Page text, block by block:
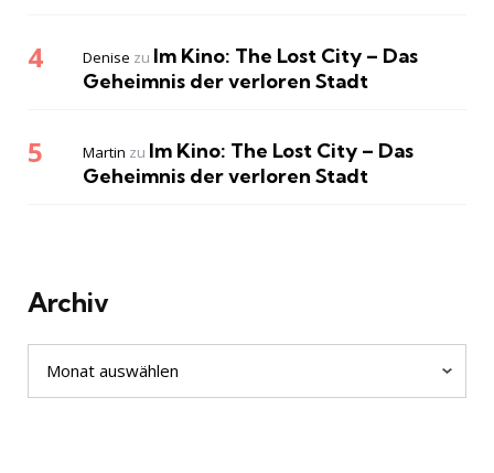
Denise zu Im Kino: The Lost City – Das
Geheimnis der verloren Stadt
Martin zu Im Kino: The Lost City – Das
Geheimnis der verloren Stadt
Archiv
Archiv